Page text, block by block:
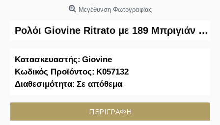
Μεγέθυνση Φωτογραφίας
Ρολόι Giovine Ritrato με 189 Μπριγιάν και Ροζ Λουράκι από Δέρμα Στρουθοκάμηλου
Κατασκευαστής: Giovine
Κωδικός Προϊόντος: K057132
Διαθεσιμότητα: Σε απόθεμα
ΠΕΡΙΓΡΑΦΉ